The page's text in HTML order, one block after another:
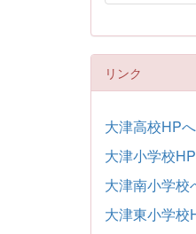
リンク
大津高校HP
大津小学校
大津南小学校
大津東小学校